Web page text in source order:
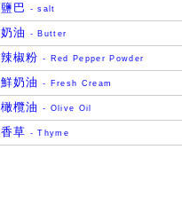
鹽巴
- salt
奶油
- Butter
辣椒粉 - Red Pepper Powder
鮮奶油
- Fresh Cream
橄欖油
- Olive Oil
香草 - Thyme